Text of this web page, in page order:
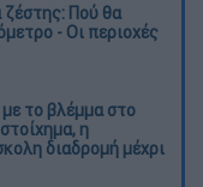
Πού θα
- Οι περιοχές
το βλέμμα στο
η
διαδρομή μέχρι